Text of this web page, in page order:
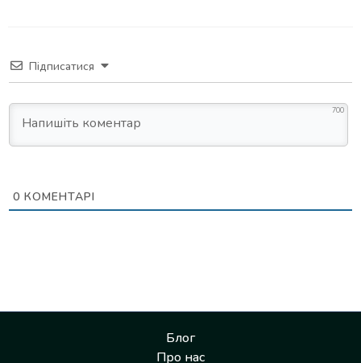
Підписатися
700
0 КОМЕНТАРІ
Блог
Про нас